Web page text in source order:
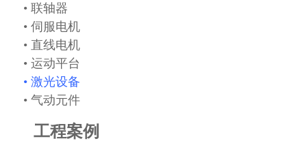
• 联轴器
• 伺服电机
• 直线电机
• 运动平台
• 激光设备
• 气动元件
工程案例